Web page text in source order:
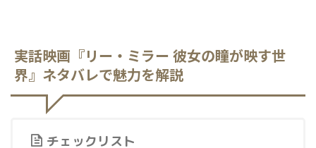
実話映画『リー・ミラー 彼女の瞳が映す世
界』ネタバレで魅力を解説
チェックリスト